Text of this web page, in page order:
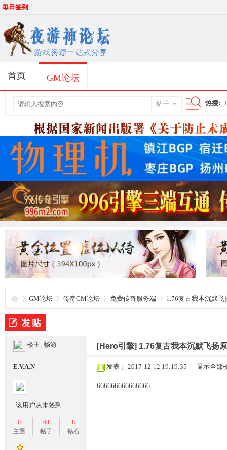
每日签到
首页 GM论坛
帖子
索
热搜:
夜 »
GM论坛
›
传奇GM论坛
›
免费传奇服务端
›
1.76复古我本沉默
楼主: 畅游 [Hero引擎] 1.76复古我本沉默飞扬
E.V.A.N
该用户从未签到
0
主题
68
帖子
8
钻石
发表于 2017-12-12 19:19:35 | 显示全部
666666666666666